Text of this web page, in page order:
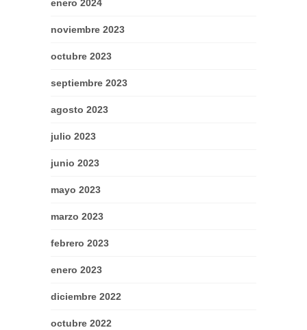
enero 2024
noviembre 2023
octubre 2023
septiembre 2023
agosto 2023
julio 2023
junio 2023
mayo 2023
marzo 2023
febrero 2023
enero 2023
diciembre 2022
octubre 2022